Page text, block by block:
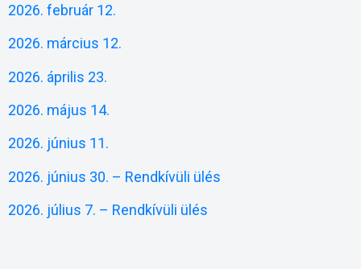
2026. február 12.
2026. március 12.
2026. április 23.
2026. május 14.
2026. június 11.
2026. június 30. – Rendkívüli ülés
2026. július 7. – Rendkívüli ülés